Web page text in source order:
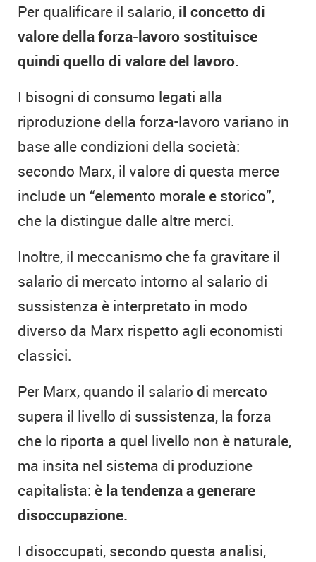
Per qualificare il salario, il concetto di
valore della forza-lavoro sostituisce
quindi quello di valore del lavoro.
I bisogni di consumo legati alla
riproduzione della forza-lavoro variano in
base alle condizioni della società:
secondo Marx, il valore di questa merce
include un “elemento morale e storico”,
che la distingue dalle altre merci.
Inoltre, il meccanismo che fa gravitare il
salario di mercato intorno al salario di
sussistenza è interpretato in modo
diverso da Marx rispetto agli economisti
classici.
Per Marx, quando il salario di mercato
supera il livello di sussistenza, la forza
che lo riporta a quel livello non è naturale,
ma insita nel sistema di produzione
capitalista: è la tendenza a generare
disoccupazione.
I disoccupati, secondo questa analisi,